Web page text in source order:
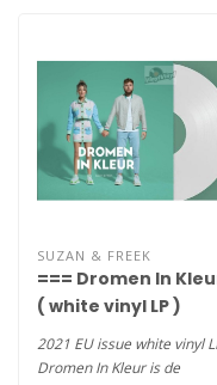
SUZAN & FREEK
=== Dromen In
( white vinyl LP )
2021 EU issue white vinyl
Dromen In Kleur is de